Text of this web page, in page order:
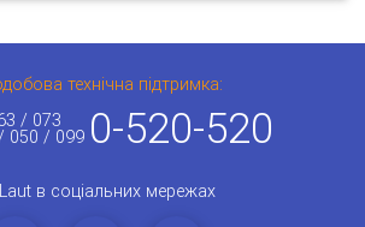
технічна підтримка:
/ 073
050 / 099 0-520-520
в соціальних мережах